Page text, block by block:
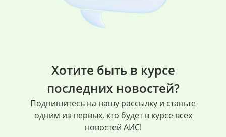
Хотите быть в курсе
последних новостей?
Подпишитесь на нашу рассылку и станьте
одним из первых, кто будет в курсе всех
новостей АИС!